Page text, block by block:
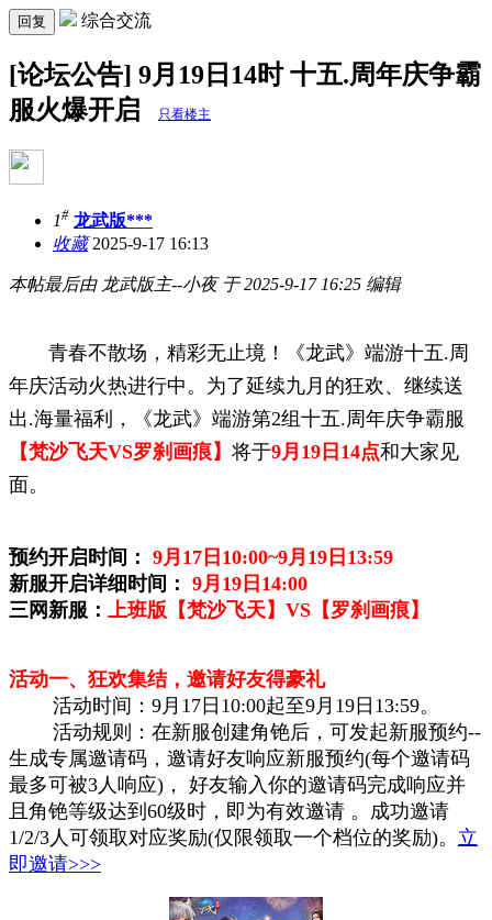
回复 综合交流
[论坛公告] 9月19日14时 十五.周年庆争霸
服火爆开启
只看楼主
1# 龙武版***
收藏2025-9-17 16:13
本帖最后由 龙武版主--小夜 于 2025-9-17 16:25 编辑
青春不散场，精彩无止境！《龙武》端游十五.周
年庆活动火热进行中。为了延续九月的狂欢、继续送
出.海量福利，《龙武》端游第2组十五.周年庆争霸服
【梵沙飞天VS罗刹画痕】 将于9月19日14点和大家见
面。
预约开启时间： 9月17日10:00~9月19日13:59
新服开启详细时间： 9月19日14:00
三网新服： 上班版【梵沙飞天】VS【罗刹画痕】
活动一、狂欢集结，邀请好友得豪礼
活动时间：9月17日10:00起至9月19日13:59。
活动规则：在新服创建角铯后，可发起新服预约--
生成专属邀请码，邀请好友响应新服预约(每个邀请码
最多可被3人响应)， 好友输入你的邀请码完成响应并
且角铯等级达到60级时，即为有效邀请 。成功邀请
1/2/3人可领取对应奖励(仅限领取一个档位的奖励)。 立
即邀请>>>